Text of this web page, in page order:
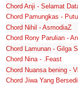
Chord Anji - Selamat
Chord Pamungkas -
Chord Nihil - AsmodiaZ
Chord Rony Parulian -
Chord Lamunan - Gilga
Chord Nina - .Feast
Chord Nuansa bening -
Chord Jiwa Yang